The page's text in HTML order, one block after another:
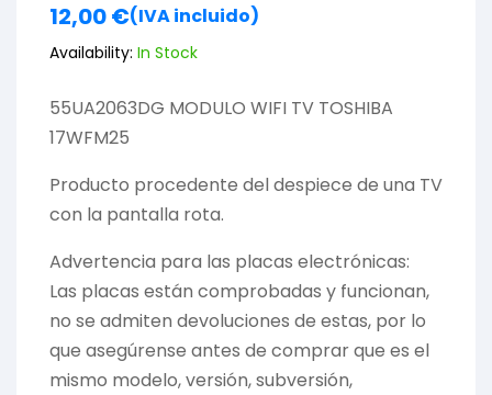
12,00€(IVA incluido)
Availability: In Stock
55UA2063DG MODULO WIFI TV TOSHIBA
17WFM25
Producto procedente del despiece de una TV
con la pantalla rota.
Advertencia para las placas electrónicas:
Las placas están comprobadas y funcionan,
no se admiten devoluciones de estas, por lo
que asegúrense antes de comprar que es el
mismo modelo, versión, subversión,